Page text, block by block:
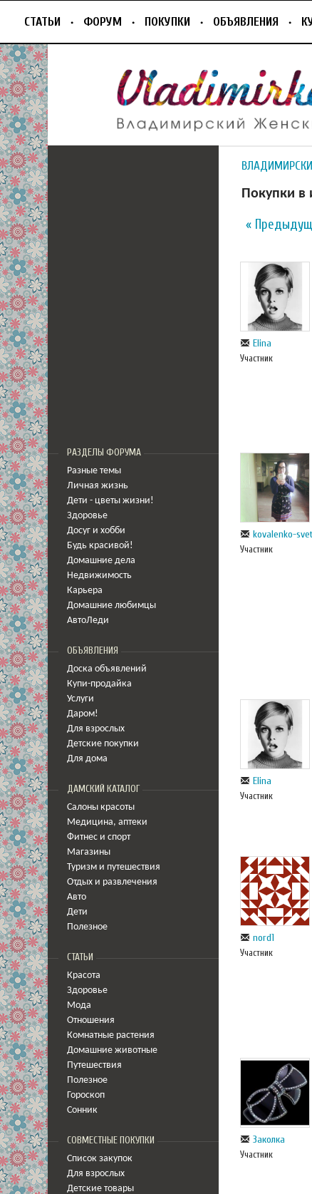
СТАТЬИ ФОРУМ ПОКУПКИ ОБЪЯВЛЕНИЯ
РАЗДЕЛЫ ФОРУМА
Разные темы
Личная жизнь
Дети - цветы жизни!
Здоровье
Досуг и хобби
Будь красивой!
Домашние дела
Недвижимость
Карьера
Домашние любимцы
АвтоЛеди
ОБЪЯВЛЕНИЯ
Доска объявлений
Купи-продайка
Услуги
Даром!
Для взрослых
Детские покупки
Для дома
ДАМСКИЙ КАТАЛОГ
Салоны красоты
Медицина, аптеки
Фитнес и спорт
Магазины
Туризм и путешествия
Отдых и развлечения
Авто
Дети
Полезное
СТАТЬИ
Красота
Здоровье
Мода
Отношения
Комнатные растения
Домашние животные
Путешествия
Полезное
Гороскоп
Сонник
СОВМЕСТНЫЕ ПОКУПКИ
Список закупок
Для взрослых
Детские товары
Покупки в
«
Elina
Участник
kovalenko-
Участник
Elina
Участник
nord1
Участник
Заколка
Участник